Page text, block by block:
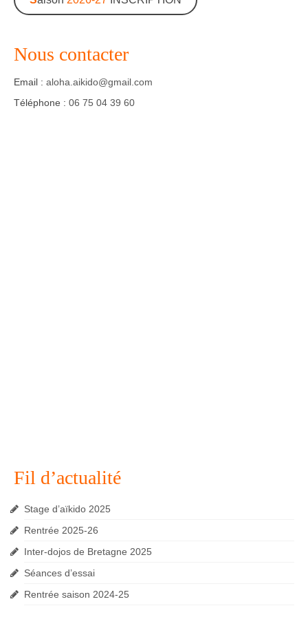
Inscription en ligne
Communication
Photos-Presse
Nous contacter
Email : aloha.aikido@gmail.com
Téléphone : 06 75 04 39 60
Fil d’actualité
Stage d’aïkido 2025
Rentrée 2025-26
Inter-dojos de Bretagne 2025
Séances d’essai
Rentrée saison 2024-25